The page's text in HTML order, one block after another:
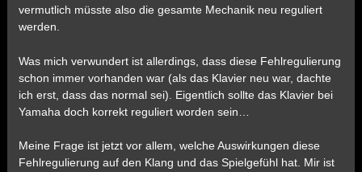
vermutlich müsste also die gesamte Mechanik neu reguliert
werden.
Was mich verwundert ist allerdings, dass diese Fehlregulierung
schon immer vorhanden war (als das Klavier neu war, dachte
ich erst, dass das normal sei). Eigentlich sollte das Klavier bei
Yamaha doch korrekt reguliert worden sein…
Meine Frage ist jetzt vor allem, welche Auswirkungen diese
Fehlregulierung auf den Klang und das Spielgefühl hat. Mir ist